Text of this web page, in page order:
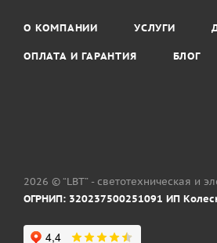
О КОМПАНИИ УСЛУГИ
ОПЛАТА И ГАРАНТИЯ БЛОГ
2026 © “LBT” - светотехническая и
ОГРНИП: 320237500251091 ИП